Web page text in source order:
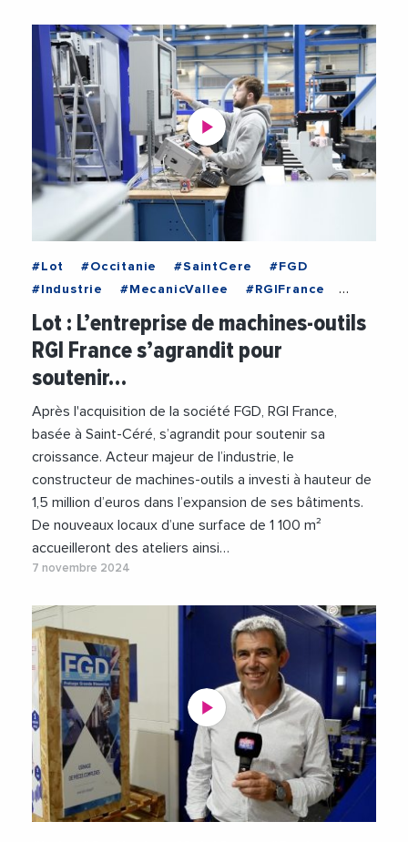
#Lot #Occitanie #SaintCere
#FGD
#Industrie
#MecanicVallee
#RGIFrance
#Videos
#VieDesEntreprises
Lot : L’entreprise de machines-outils
RGI France s’agrandit pour
soutenir…
Après l'acquisition de la société FGD, RGI France,
basée à Saint-Céré, s’agrandit pour soutenir sa
croissance. Acteur majeur de l’industrie, le
constructeur de machines-outils a investi à hauteur de
1,5 million d’euros dans l’expansion de ses bâtiments.
De nouveaux locaux d’une surface de 1 100 m²
accueilleront des ateliers ainsi…
7 novembre 2024